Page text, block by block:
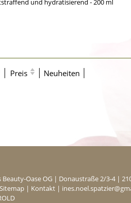
und hydratisierend - 200 ml
Preis Neuheiten
Beauty-Oase OG | Donaustraße 2/3-4 |
Sitemap | Kontakt |